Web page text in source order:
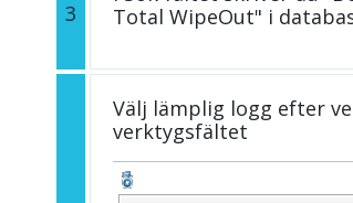
3
Total WipeOut" i
Välj lämplig logg efter
verktygsfältet